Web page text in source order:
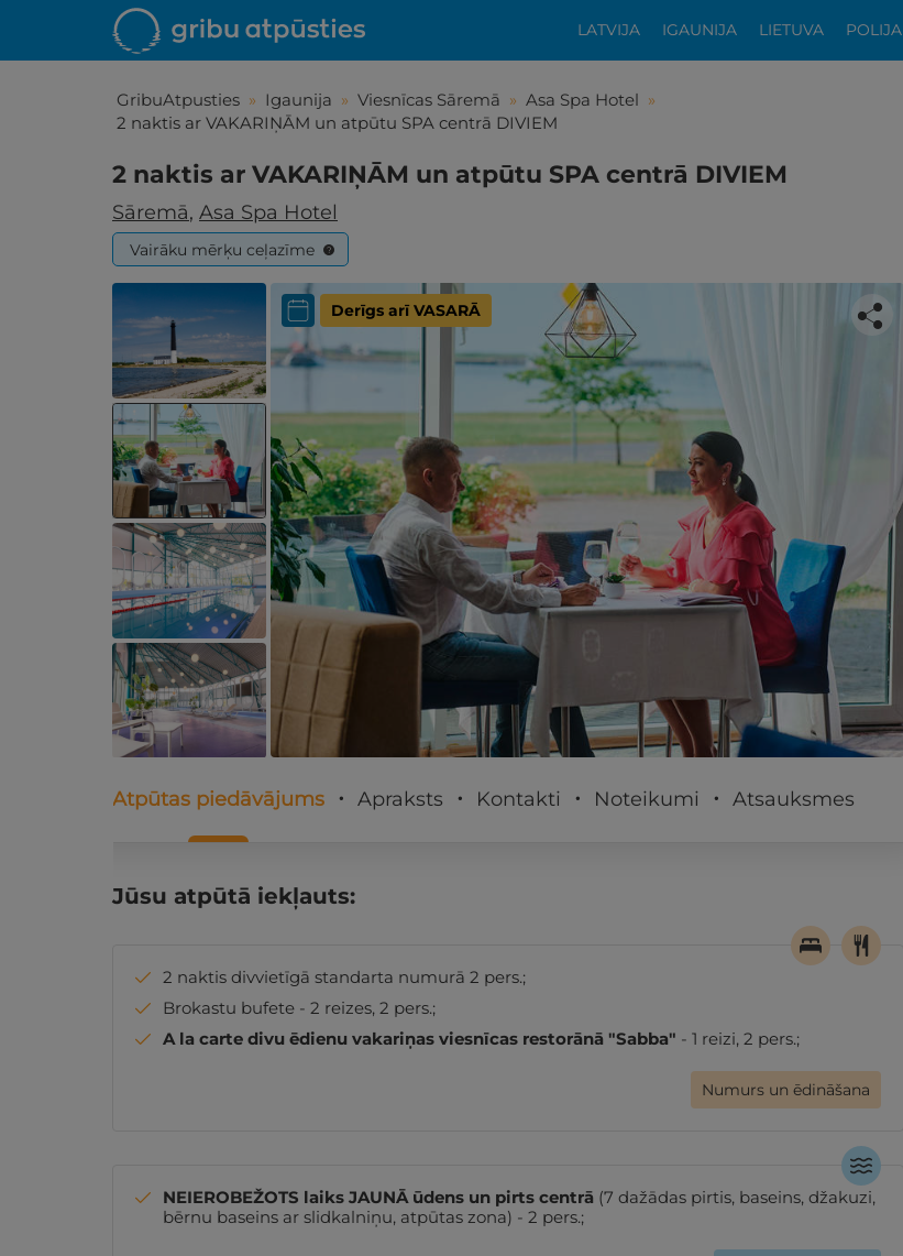
LATVIJA IGAUNIJA LIETUVA POLIJA
GribuAtpusties » Igaunija » Viesnīcas Sāremā » Asa Spa Hotel »
2 naktis ar VAKARIŅĀM un atpūtu SPA centrā DIVIEM
2 naktis ar VAKARIŅĀM un atpūtu SPA centrā DIVIEM
Sāremā, Asa Spa Hotel
Vairāku mērķu ceļazīme ?
Derīgs arī VASARĀ
Iepatikās šis piedāvājums?
Līdz brīnišķīgai atpūtai atlikuši tikai daži soļi
PĒRKU
Atpūtas piedāvājums Apraksts Kontakti Noteikumi Atsauksmes
Jūsu atpūtā iekļauts:
2 naktis divvietīgā standarta numurā 2 pers.;
Brokastu bufete - 2 reizes, 2 pers.;
A la carte divu ēdienu vakariņas viesnīcas restorānā "Sabba" - 1 reizi, 2 pers.;
Numurs un ēdināšana
NEIEROBEŽOTS laiks JAUNĀ ūdens un pirts centrā (7 dažādas pirtis, baseins, džakuzi,
bērnu baseins ar slidkalniņu, atpūtas zona) - 2 pers.;